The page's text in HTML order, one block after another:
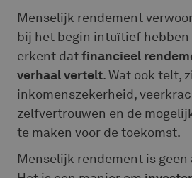
Menselijk rendement
bij het begin intuïtief hebben
erkent datfinancieel
verhaal vertelt. Wat ook telt,
inkomenszekerheid,
zelfvertrouwen en de
te maken voor de toekomst.
Menselijk rendement is